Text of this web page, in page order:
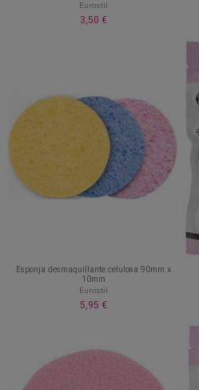
Eurostil
3,50 €
Esponja desmaquillante celulosa 90mm x
10mm
Eurostil
5,95 €